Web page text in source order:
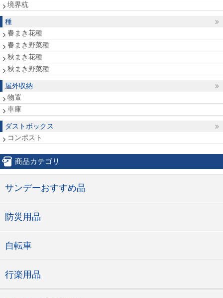
境界杭
種
春まき花種
春まき野菜種
秋まき花種
秋まき野菜種
屋外収納
物置
車庫
ダストボックス
コンポスト
商品カテゴリ
サンデーおすすめ品
防災用品
自転車
行楽用品